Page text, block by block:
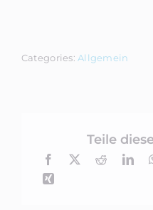
Categories: Allgemein
Teile